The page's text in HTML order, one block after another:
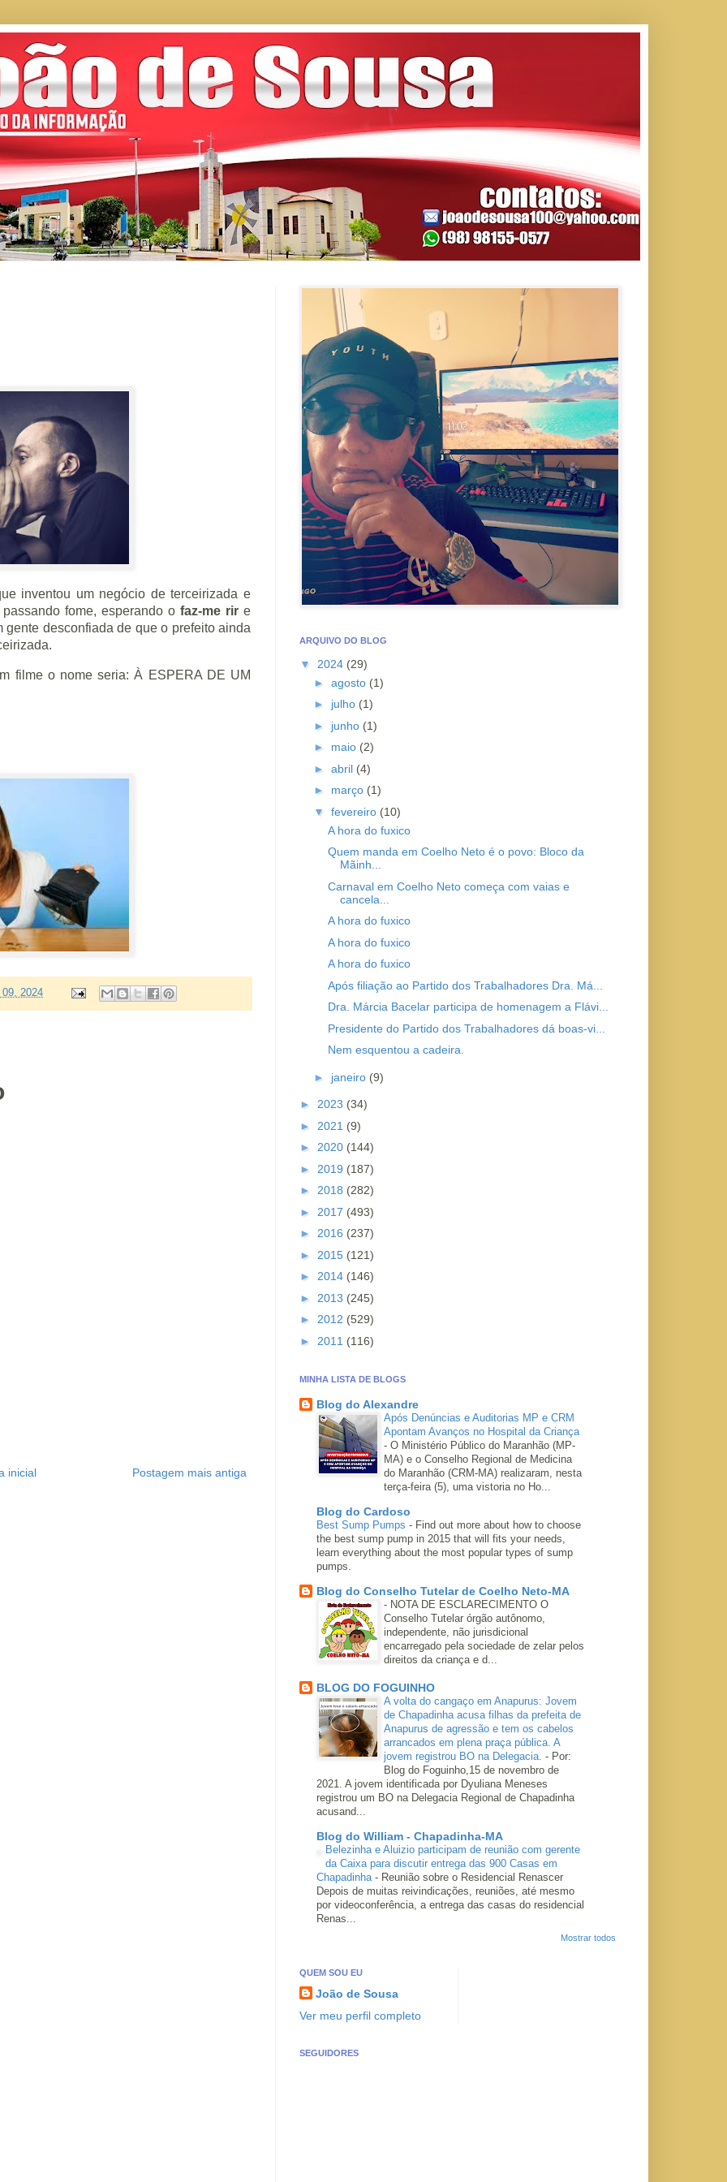
inventou um negócio de terceirizada e
fome, esperando o faz-me rire
desconfiada de que o prefeito ainda
filme o nome seria: À ESPERA DE UM
2024
Postagem mais antiga
inicial
ARQUIVO DO BLOG
▼ 2024 (29)
► agosto (1)
► julho (1)
► junho (1)
► maio (2)
► abril (4)
► março (1)
▼ fevereiro (10)
A hora do fuxico
Quem manda em Coelho Neto é o povo: Bloco da
Mãinh...
Carnaval em Coelho Neto começa com vaias e
cancela...
A hora do fuxico
A hora do fuxico
A hora do fuxico
Após filiação ao Partido dos Trabalhadores Dra. Má...
Dra. Márcia Bacelar participa de homenagem a Flávi...
Presidente do Partido dos Trabalhadores dá boas-vi...
Nem esquentou a cadeira.
► janeiro (9)
► 2023 (34)
► 2021 (9)
► 2020 (144)
► 2019 (187)
► 2018 (282)
► 2017 (493)
► 2016 (237)
► 2015 (121)
► 2014 (146)
► 2013 (245)
► 2012 (529)
► 2011 (116)
MINHA LISTA DE BLOGS
Blog do Alexandre
Após Denúncias e Auditorias MP e CRM
Apontam Avanços no Hospital da Criança
- O Ministério Público do Maranhão (MP-
MA) e o Conselho Regional de Medicina
do Maranhão (CRM-MA) realizaram, nesta
terça-feira (5), uma vistoria no Ho...
Blog do Cardoso
Best Sump Pumps - Find out more about how to choose
the best sump pump in 2015 that will fits your needs,
learn everything about the most popular types of sump
pumps.
Blog do Conselho Tutelar de Coelho Neto-MA
- NOTA DE ESCLARECIMENTO O
Conselho Tutelar órgão autônomo,
independente, não jurisdicional
encarregado pela sociedade de zelar pelos
direitos da criança e d...
BLOG DO FOGUINHO
A volta do cangaço em Anapurus: Jovem
de Chapadinha acusa filhas da prefeita de
Anapurus de agressão e tem os cabelos
arrancados em plena praça pública. A
jovem registrou BO na Delegacia. - Por:
Blog do Foguinho,15 de novembro de
2021. A jovem identificada por Dyuliana Meneses
registrou um BO na Delegacia Regional de Chapadinha
acusand...
Blog do William - Chapadinha-MA
Belezinha e Aluizio participam de reunião com gerente
da Caixa para discutir entrega das 900 Casas em
Chapadinha - Reunião sobre o Residencial Renascer
Depois de muitas reivindicações, reuniões, até mesmo
por videoconferência, a entrega das casas do residencial
Renas...
Mostrar todos
QUEM SOU EU
João de Sousa
Ver meu perfil completo
SEGUIDORES